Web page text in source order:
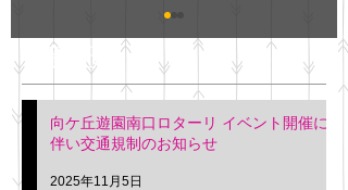
明日(11月6日)午後3時～5
階会議室にてGOの説明会
を行います。 神奈川個人
タクシー協同組合 専務 佐
久間
最新記事
向ケ丘遊園南口ロターリ イベント開催に
伴い交通規制のお知らせ
2025年11月5日